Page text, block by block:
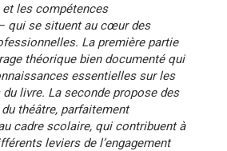
et les compétences
qui se situent au cœur des
La première partie
théorique bien documenté qui
essentielles sur les
livre. La seconde propose des
théâtre, parfaitement
cadre scolaire, qui contribuent à
leviers de l’engagement